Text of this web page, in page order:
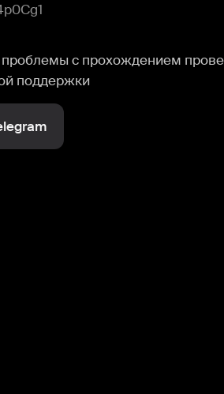
проблемы с прохождением
поддержки